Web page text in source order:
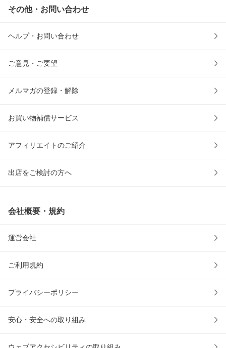
その他・お問い合わせ
ヘルプ・お問い合わせ
ご意見・ご要望
メルマガの登録・解除
お買い物補償サービス
アフィリエイトのご紹介
出店をご検討の方へ
会社概要・規約
運営会社
ご利用規約
プライバシーポリシー
安心・安全への取り組み